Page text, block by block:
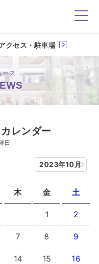
洛北阪急スクエア
クセス・駐車場
ース
レンダー
日
2023年10月
木 金 土
1 2
7 8 9
14 15 16